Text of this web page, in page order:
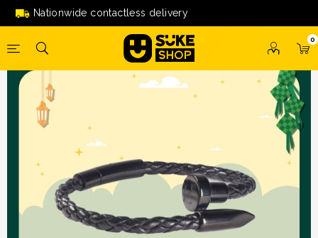
Nationwide contactless delivery
0
Kenzuqi (My Black Bullet) By Ayu Damit